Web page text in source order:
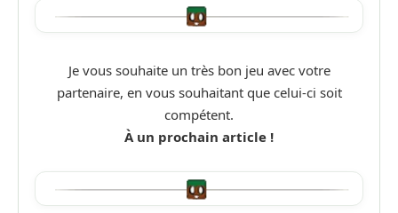
Je vous souhaite un très bon jeu avec votre
partenaire, en vous souhaitant que celui-ci soit
compétent.
À un prochain article !